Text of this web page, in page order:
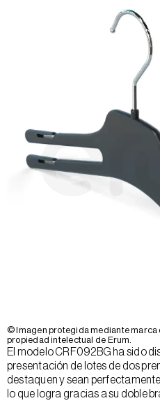
© Imagen protegida mediante marca
propiedad intelectual de Erum.
El modelo CRF092BG ha sido
presentación de lotes de dos
destaquen y sean
lo que logra gracias a su doble